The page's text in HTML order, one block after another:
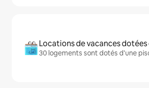
Locations de vacances
30 logements sont dotés d'une